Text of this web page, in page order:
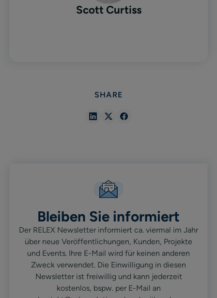
Scott Curtiss
SHARE
ShareShareShare
Bleiben Sie informiert
Der RELEX Newsletter informiert ca. viermal im Jahr
über neue Veröffentlichungen, Kunden, Projekte
und Events. Ihre E-Mail wird für keinen anderen
Zweck verwendet. Die Einwilligung in diesen
Newsletter ist freiwillig und kann jederzeit
kostenlos, bspw. per E-Mail an